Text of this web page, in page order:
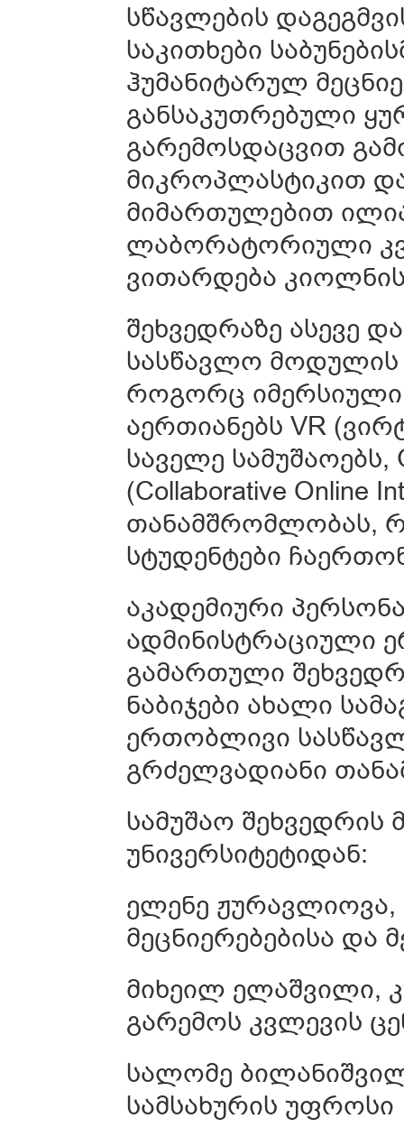
სწავლების
საკითხები
ჰუმანიტარულ
განსაკუთრებული
გარემოსდაცვით
მიკროპლასტიკით
მიმართულებით
ლაბორატორიული
ვითარდება
შეხვედრაზე ასევე
სასწავლო მოდულის
როგორც
აერთიანებს VR
საველე სამუშაოებს,
(Collaborative Online
თანამშრომლობას,
სტუდენტები
აკადემიური
ადმინისტრაციული
გამართული
ნაბიჯები ახალი
ერთობლივი
გრძელვადიანი
სამუშაო
უნივერსიტეტიდან:
ელენე ჟურავლიოვა,
მეცნიერებებისა და
მიხეილ ელაშვილი,
გარემოს კვლევის
სალომე
სამსახურის უფროსი